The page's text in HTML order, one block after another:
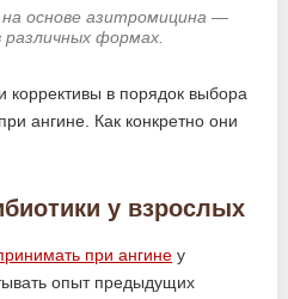
основе азитромицина —
различных формах.
коррективы в порядок выбора
ангине. Как конкретно они
у взрослых
при ангине у
опыт предыдущих